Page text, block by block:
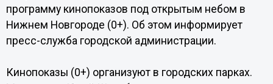
программу кинопоказов под открытым небом в
Нижнем Новгороде (0+). Об этом информирует
пресс-служба городской администрации.
Кинопоказы (0+) организуют в городских парках.